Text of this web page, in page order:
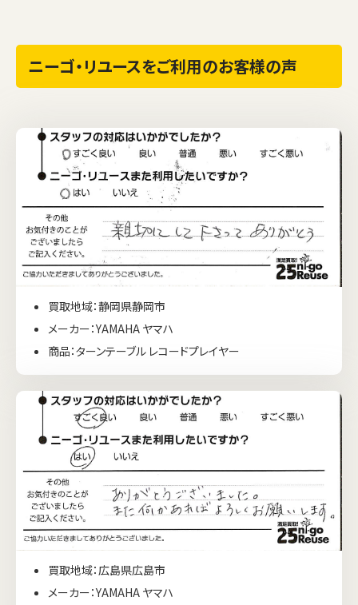
ニーゴ・リユースをご利用のお客様の声
買取地域：静岡県静岡市
メーカー：YAMAHA ヤマハ
商品：ターンテーブル レコードプレイヤー
買取地域：広島県広島市
メーカー：YAMAHA ヤマハ